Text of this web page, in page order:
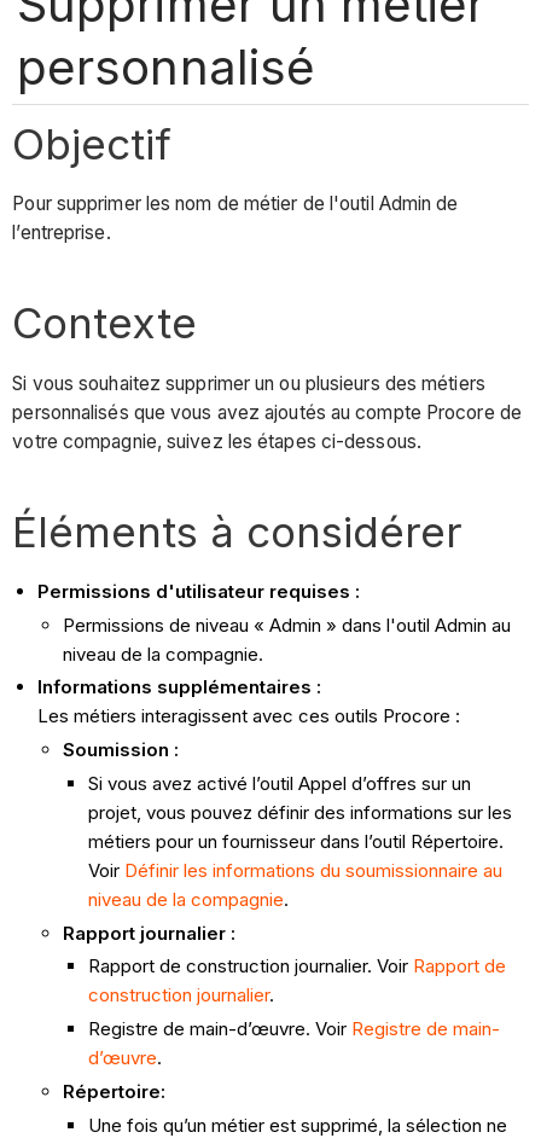
personnalisé
Objectif
Pour supprimer les nom de métier de l'outil Admin de
l’entreprise.
Contexte
Si vous souhaitez supprimer un ou plusieurs des métiers
personnalisés que vous avez ajoutés au compte Procore de
votre compagnie, suivez les étapes ci-dessous.
Éléments à considérer
Permissions d'utilisateur requises :
Permissions de niveau « Admin » dans l'outil Admin au
niveau de la compagnie.
Informations supplémentaires :
Les métiers interagissent avec ces outils Procore :
Soumission :
Si vous avez activé l’outil Appel d’offres sur un
projet, vous pouvez définir des informations sur les
métiers pour un fournisseur dans l’outil Répertoire.
Voir Définir les informations du soumissionnaire au
niveau de la compagnie.
Rapport journalier :
Rapport de construction journalier. Voir Rapport de
construction journalier.
Registre de main-d’œuvre. Voir Registre de main-
d’œuvre.
Répertoire:
Une fois qu’un métier est supprimé, la sélection ne